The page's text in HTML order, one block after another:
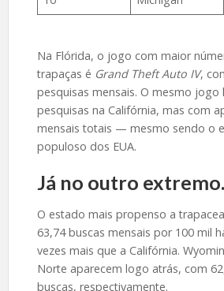
Na Flórida, o jogo com maior
trapaças é Grand Theft Auto IV,
pesquisas mensais. O mesmo jogo
pesquisas na Califórnia, mas com
mensais totais — mesmo sendo o
populoso dos EUA.
Já no outro
O estado mais propenso a
63,74 buscas mensais por 100 mil
vezes mais que a Califórnia.
Norte aparecem logo atrás, com
buscas, respectivamente.